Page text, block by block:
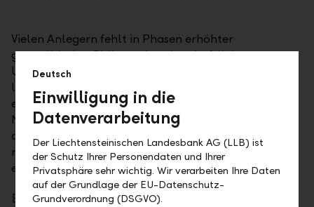
Vielen Anlegern fehlt in Phasen erhöhter
geopolitischer Risiken oder wirtschaftlicher
Unsicherheit der Mut zum Einstieg. Oft wird (zu
lange) gewartet. Wann der "richtige" Zeitpunkt für
eine Investition ist, weiss man immer erst im
Nachhinein. Durch gestaffeltes Investieren kann man
das Risiko des "falschen" Einstiegszeitpunkts aber
minimieren. Bestens umsetzen lässt sich das mit
einem Anlageplan.
Besser systematisch als "zufällig" investieren
Deutsch
Einwilligung in die
Datenverarbeitung
Der Liechtensteinischen Landesbank AG (LLB) ist
der Schutz Ihrer Personendaten und Ihrer
Privatsphäre sehr wichtig. Wir verarbeiten Ihre Daten
auf der Grundlage der EU-Datenschutz-
Grundverordnung (DSGVO).